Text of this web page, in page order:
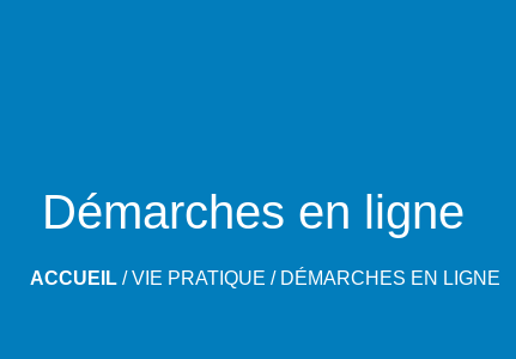
Démarches en ligne
ACCUEIL/VIE PRATIQUE / DÉMARCHES EN LIGNE